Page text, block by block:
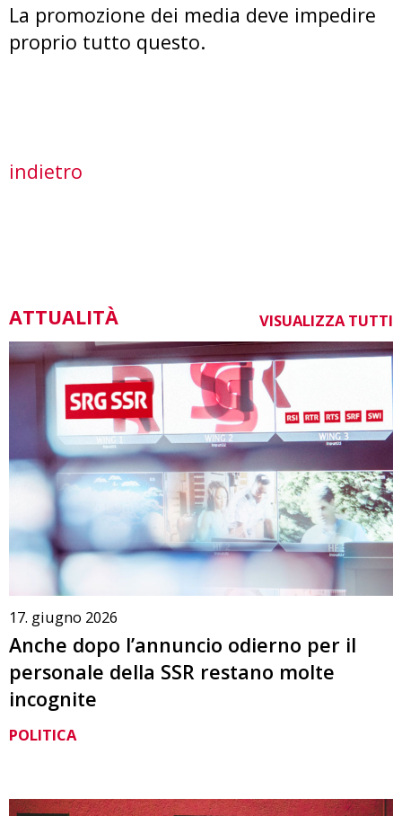
La promozione dei media deve impedire
proprio tutto questo.
indietro
ATTUALITÀ VISUALIZZA TUTTI
17. giugno 2026
Anche dopo l’annuncio odierno per il
personale della SSR restano molte
incognite
POLITICA